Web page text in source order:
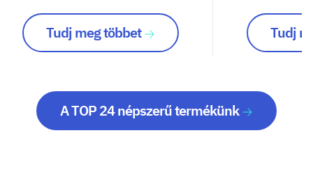
Tudj meg többet Tudj
A TOP 24 népszerű termékünk